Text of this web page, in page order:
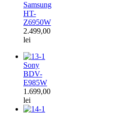
Samsung
HT-
Z6950W
2.499,00
lei
Sony
BDV-
E985W
1.699,00
lei